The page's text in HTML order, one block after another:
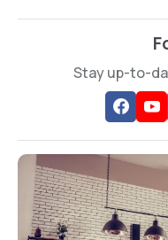
Stay up-to-